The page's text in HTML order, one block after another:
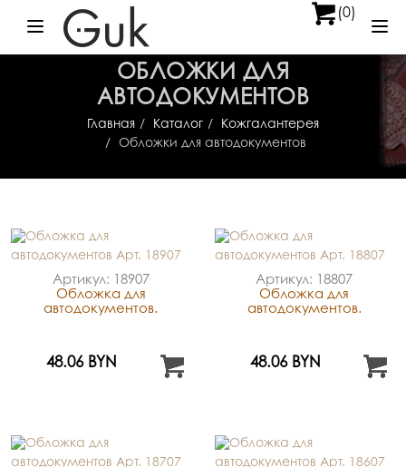
Меню (0)
ОБЛОЖКИ ДЛЯ
АВТОДОКУМЕНТОВ
Главная Каталог
Кожгалантерея
Обложки для автодокументов
Артикул: 18907
Обложка для
автодокументов.
48.06 BYN
Артикул: 18807
Обложка для
автодокументов.
48.06 BYN